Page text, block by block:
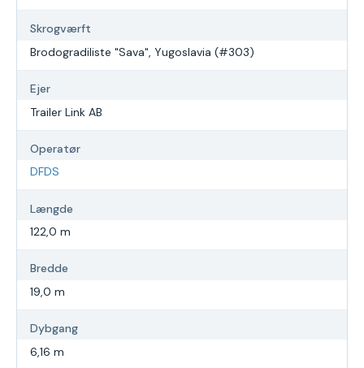
Skrogværft
Brodogradiliste "Sava", Yugoslavia (#303)
Ejer
Trailer Link AB
Operatør
DFDS
Længde
122,0 m
Bredde
19,0 m
Dybgang
6,16 m